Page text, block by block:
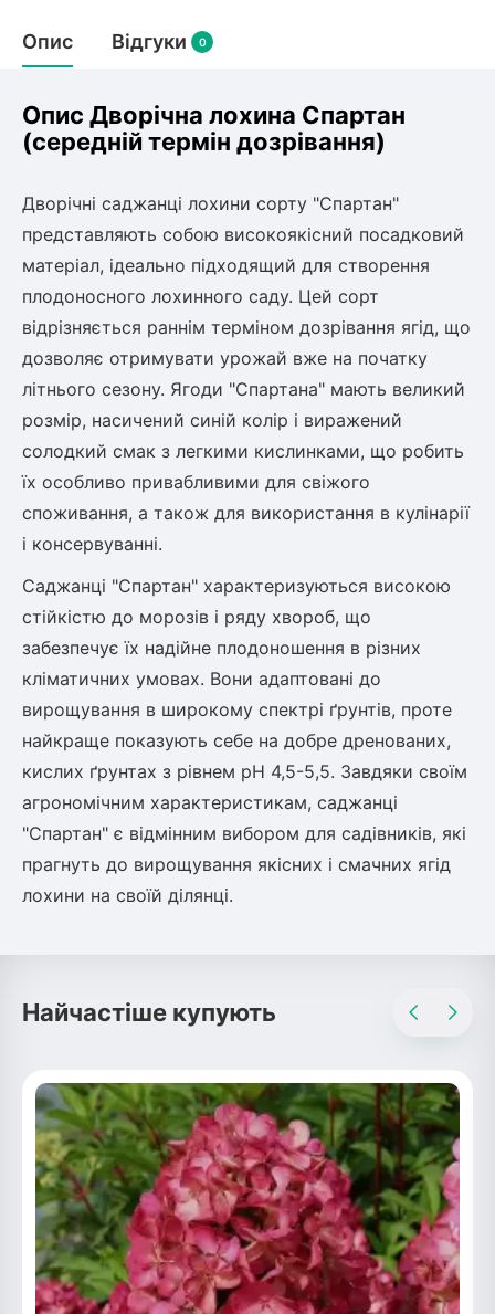
Опис Відгуки 0
Опис Дворічна лохина Спартан
(середній термін дозрівання)
Дворічні саджанці лохини сорту "Спартан"
представляють собою високоякісний посадковий
матеріал, ідеально підходящий для створення
плодоносного лохинного саду. Цей сорт
відрізняється раннім терміном дозрівання ягід, що
дозволяє отримувати урожай вже на початку
літнього сезону. Ягоди "Спартана" мають великий
розмір, насичений синій колір і виражений
солодкий смак з легкими кислинками, що робить
їх особливо привабливими для свіжого
споживання, а також для використання в кулінарії
і консервуванні.
Саджанці "Спартан" характеризуються високою
стійкістю до морозів і ряду хвороб, що
забезпечує їх надійне плодоношення в різних
кліматичних умовах. Вони адаптовані до
вирощування в широкому спектрі ґрунтів, проте
найкраще показують себе на добре дренованих,
кислих ґрунтах з рівнем pH 4,5-5,5. Завдяки своїм
агрономічним характеристикам, саджанці
"Спартан" є відмінним вибором для садівників, які
прагнуть до вирощування якісних і смачних ягід
лохини на своїй ділянці.
Найчастіше купують